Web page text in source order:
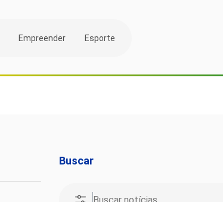
Empreender Esporte
Buscar